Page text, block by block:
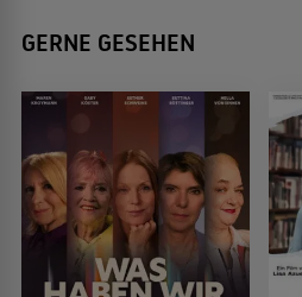
GERNE GESEHEN